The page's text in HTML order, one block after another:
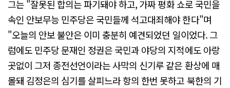
그는 "잘못된 합의는 파기돼야 하고, 가짜 평화 쇼로 국민을
속인 안보무능 민주당은 국민들께 석고대죄해야 한다"며
"오늘의 안보 불안은 이미 충분히 예견되었던 일이었다. 그
럼에도 민주당 문재인 정권은 국민과 야당의 지적에도 아랑
곳없이 그저 종전선언이라는 사막의 신기루 같은 환상에 매
몰돼 김정은의 심기를 살피느라 항의 한번 못하고 북한의 기